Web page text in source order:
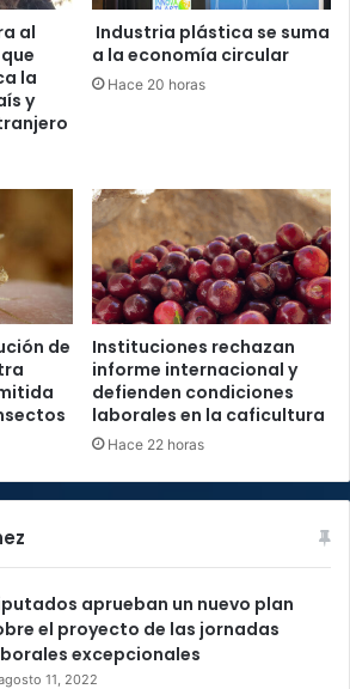
al
la
y
Industria plástica se suma
a la economía circular
Hace 20 horas
de
Instituciones rechazan
informe internacional y
defienden condiciones
laborales en la caficultura
Hace 22 horas
aprueban un nuevo plan
el proyecto de las jornadas
excepcionales
11, 2022